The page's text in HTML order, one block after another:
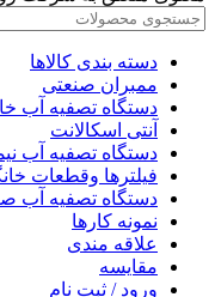
دسته بندی کالاها
ممبران صنعتی
دستگاه تصفیه آب
آنتی اسکالانت
دستگاه تصفیه آب
فیلترها وقطعات
دستگاه تصفیه آب
نمونه کارها
علاقه مندی
مقایسه
ورود / ثبت نام